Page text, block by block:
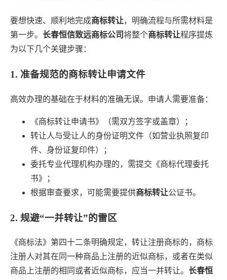
要想快速、顺利地完成商标转让，明确流程与所需材料是
第一步。 长春恒信致远商标公司将整个商标转让程序提炼
为以下几个关键步骤：
1. 准备规范的商标转让申请文件
高效办理的基础在于材料的准确无误。申请人需要准备：
《商标转让申请书》（需双方签字或盖章）；
转让人与受让人的身份证明文件（如营业执照复印
件、身份证复印件）；
委托专业代理机构办理的，需提交《商标代理委托
书》；
根据审查要求，可能需要提供商标转让公证书。
2. 规避“一并转让”的雷区
《商标法》第四十二条明确规定，转让注册商标的，商标
注册人对其在同一种商品上注册的近似商标，或者在类似
商品上注册的相同或者近似商标，应当一并转让。 长春恒